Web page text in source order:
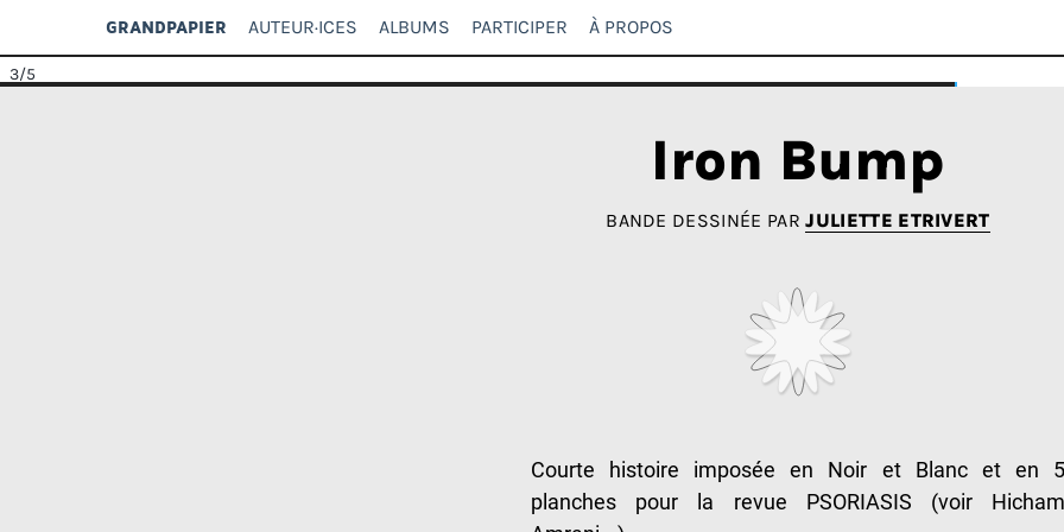
GRANDPAPIER AUTEUR·ICES ALBUMS PARTICIPER À PROPOS
3/5
Iron Bump
BANDE DESSINÉE PARJULIETTE ETRIVERT
Courte histoire imposée en Noir et Blanc et en 5
planches pour la revue PSORIASIS (voir Hicham